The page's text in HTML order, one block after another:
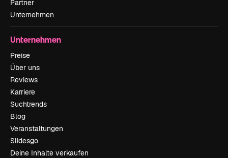
Partner
Unternehmen
Unternehmen
Preise
Über uns
Reviews
Karriere
Suchtrends
Blog
Veranstaltungen
Slidesgo
Deine Inhalte verkaufen